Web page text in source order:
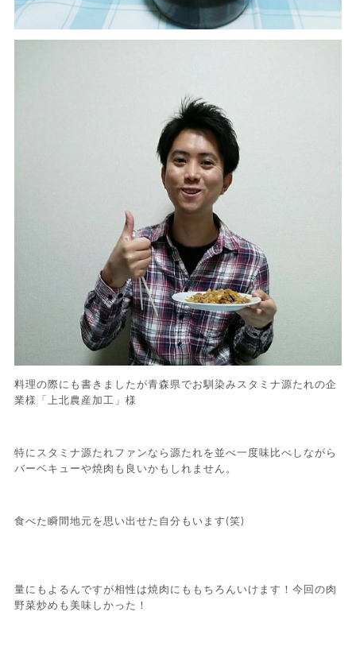
料理の際にも書きましたが青森県でお馴染みスタミナ源たれの企
業様「上北農産加工」様
特にスタミナ源たれファンなら源たれを並べ一度味比べしながら
バーベキューや焼肉も良いかもしれません。
食べた瞬間地元を思い出せた自分もいます(笑)
量にもよるんですが相性は焼肉にももちろんいけます！今回の肉
野菜炒めも美味しかった！